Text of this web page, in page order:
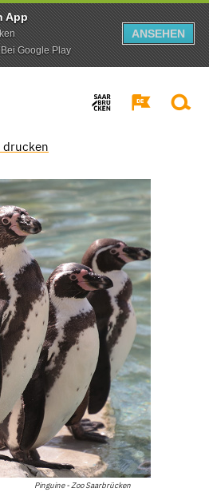
App
Google Play
ANSEHEN
drucken
Pinguine - Zoo Saarbrücken